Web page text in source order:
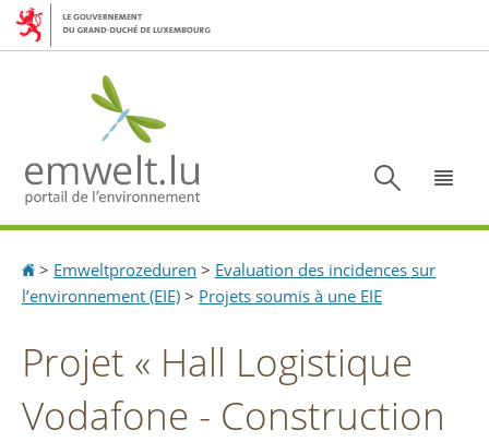
Aller
Aller
Accueil
> Emweltprozeduren > Evaluation des incidences sur
l’environnement (EIE) > Projets soumis à une EIE
Projet « Hall Logistique
Vodafone - Construction
SOMMAIRE